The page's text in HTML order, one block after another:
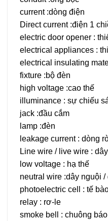
current :dòng điện
Direct current :điện 1
electric door opener :
electrical appliances :
electrical insulating
fixture :bộ đèn
high voltage :cao thế
illuminance : sự chiếu
jack :đầu cắm
lamp :đèn
leakage current : dòng
Line wire / live wire :
low voltage : hạ thế
neutral wire :dây nguội /
photoelectric cell : tế
relay : rơ-le
smoke bell : chuông